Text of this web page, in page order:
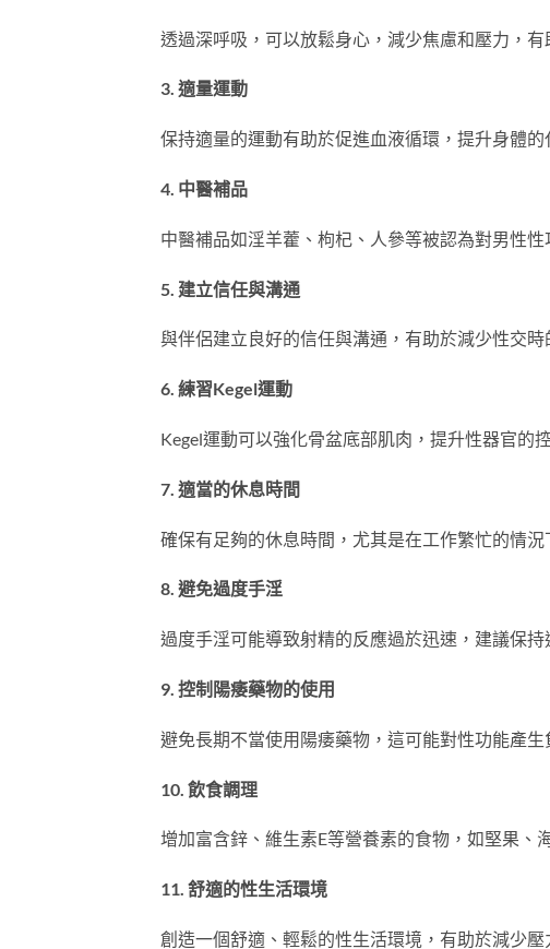
透過深呼吸，可以放鬆身心，減少焦慮和壓力，有
3. 適量運動
保持適量的運動有助於促進血液循環，提升身體
4. 中醫補品
中醫補品如淫羊藿、枸杞、人參等被認為對男性
5. 建立信任與溝通
與伴侶建立良好的信任與溝通，有助於減少性交時
6. 練習Kegel運動
Kegel運動可以強化骨盆底部肌肉，提升性器官的
7. 適當的休息時間
確保有足夠的休息時間，尤其是在工作繁忙的情況
8. 避免過度手淫
過度手淫可能導致射精的反應過於迅速，建議保持
9. 控制陽痿藥物的使用
避免長期不當使用陽痿藥物，這可能對性功能產生
10. 飲食調理
增加富含鋅、維生素E等營養素的食物，如堅果、
11. 舒適的性生活環境
創造一個舒適、輕鬆的性生活環境，有助於減少